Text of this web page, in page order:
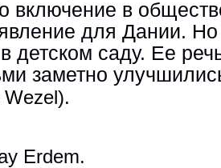
включение в
для Дании. Но
детском саду. Ее
заметно
Erdem.